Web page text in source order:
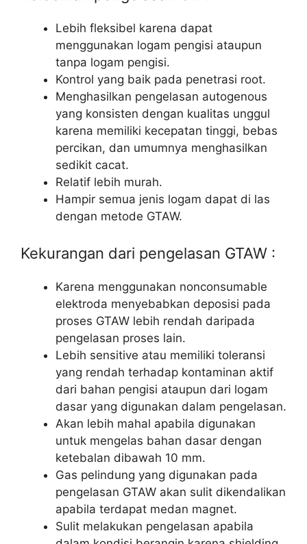
Lebih fleksibel karena dapat
menggunakan logam pengisi ataupun
tanpa logam pengisi.
Kontrol yang baik pada penetrasi root.
Menghasilkan pengelasan autogenous
yang konsisten dengan kualitas unggul
karena memiliki kecepatan tinggi, bebas
percikan, dan umumnya menghasilkan
sedikit cacat.
Relatif lebih murah.
Hampir semua jenis logam dapat di las
dengan metode GTAW.
Kekurangan dari pengelasan GTAW :
Karena menggunakan nonconsumable
elektroda menyebabkan deposisi pada
proses GTAW lebih rendah daripada
pengelasan proses lain.
Lebih sensitive atau memiliki toleransi
yang rendah terhadap kontaminan aktif
dari bahan pengisi ataupun dari logam
dasar yang digunakan dalam pengelasan.
Akan lebih mahal apabila digunakan
untuk mengelas bahan dasar dengan
ketebalan dibawah 10 mm.
Gas pelindung yang digunakan pada
pengelasan GTAW akan sulit dikendalikan
apabila terdapat medan magnet.
Sulit melakukan pengelasan apabila